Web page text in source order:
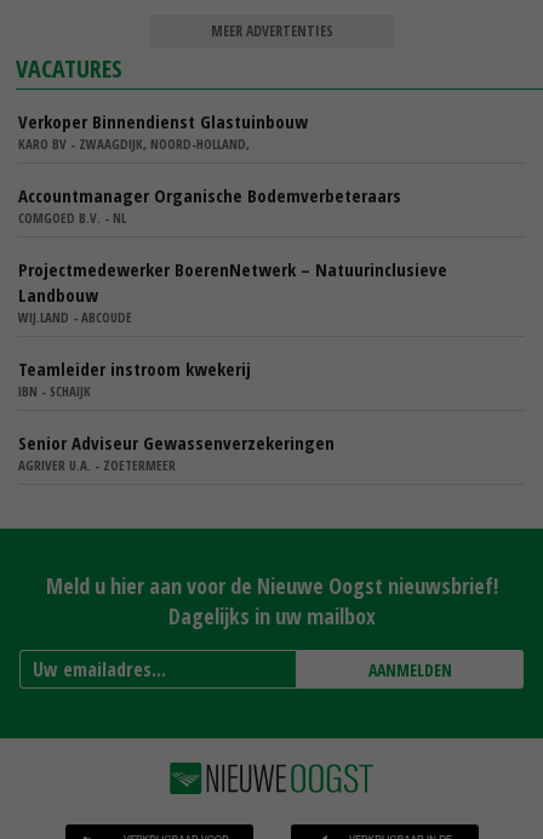
MEER ADVERTENTIES
VACATURES
Verkoper Binnendienst Glastuinbouw
KARO BV - ZWAAGDIJK, NOORD-HOLLAND,
Accountmanager Organische Bodemverbeteraars
COMGOED B.V. - NL
Projectmedewerker BoerenNetwerk – Natuurinclusieve
Landbouw
WIJ.LAND - ABCOUDE
Teamleider instroom kwekerij
IBN - SCHAIJK
Senior Adviseur Gewassenverzekeringen
AGRIVER U.A. - ZOETERMEER
Meld u hier aan voor de Nieuwe Oogst nieuwsbrief!
Dagelijks in uw mailbox
AANMELDEN